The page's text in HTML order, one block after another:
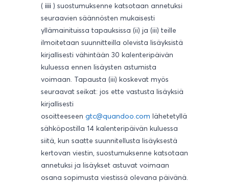
( iii ) suostumuksenne katsotaan annetuksi
seuraavien säännösten mukaisesti
yllämainituissa tapauksissa (ii) ja (iii) teille
ilmoitetaan suunnitteilla olevista lisäyksistä
kirjallisesti vähintään 30 kalenteripäivän
kuluessa ennen lisäysten astumista
voimaan. Tapausta (iii) koskevat myös
seuraavat seikat: jos ette vastusta lisäyksiä
kirjallisesti
osoitteeseen gtc@quandoo.com lähetetyllä
sähköpostilla 14 kalenteripäivän kuluessa
siitä, kun saatte suunnitellusta lisäyksestä
kertovan viestin, suostumuksenne katsotaan
annetuksi ja lisäykset astuvat voimaan
osana sopimusta viestissä olevana päivänä.